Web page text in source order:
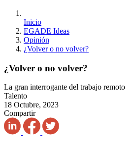
Inicio
EGADE Ideas
Opinión
¿Volver o no volver?
¿Volver o no volver?
La gran interrogante del trabajo remoto
Talento
18 Octubre, 2023
Compartir